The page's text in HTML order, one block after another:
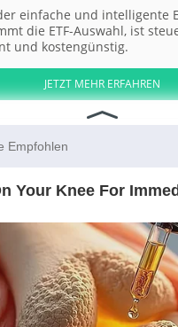
einfache und intelligente
die ETF-Auswahl, ist
und kostengünstig.
JETZT MEHR ERFAHREN
EuroStoxx 50 Dow Jones
Weitere Aktien:
Lingyi iTech Smoltek
TECHNOLOGY COMPANY
-Impressum-Werbung-
-Disclaimer-AGB-
Empfohlen
Your Knee For